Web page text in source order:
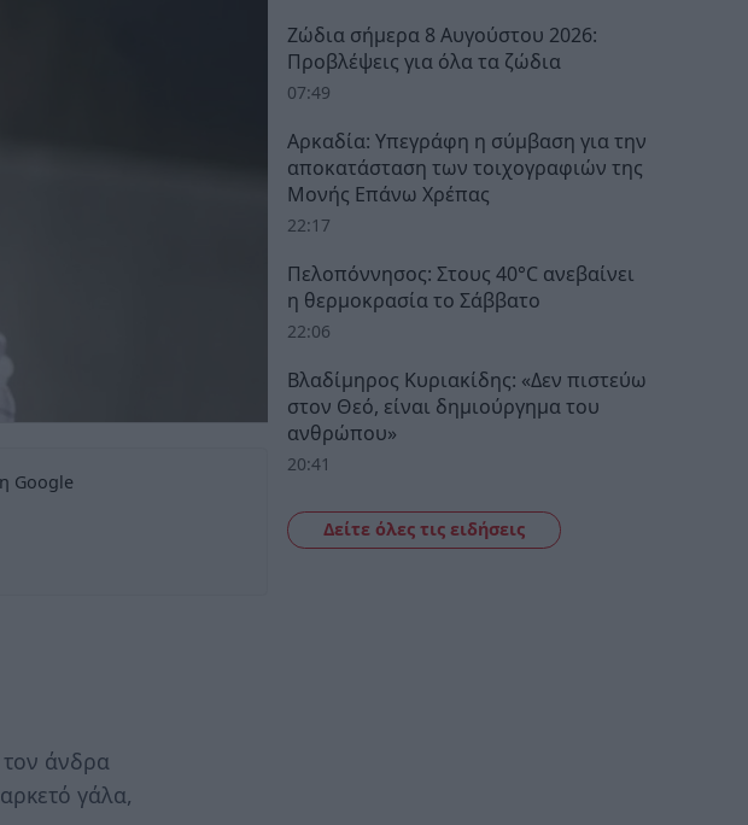
Google
άνδρα
γάλα,
Ζώδια σήμερα 8 Αυγούστου 2026:
Προβλέψεις για όλα τα ζώδια
07:49
Αρκαδία: Υπεγράφη η σύμβαση για την
αποκατάσταση των τοιχογραφιών της
Μονής Επάνω Χρέπας
22:17
Πελοπόννησος: Στους 40°C ανεβαίνει
η θερμοκρασία το Σάββατο
22:06
Βλαδίμηρος Κυριακίδης: «Δεν πιστεύω
στον Θεό, είναι δημιούργημα του
ανθρώπου»
20:41
Δείτε όλες τις ειδήσεις